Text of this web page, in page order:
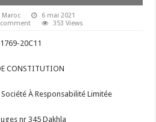
6 mai 2021
comment 353 Views
1769-20C11
CONSTITUTION
À Responsabilité Limitée
nr 345 Dakhla